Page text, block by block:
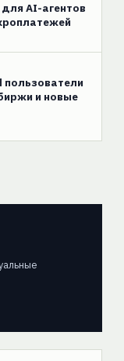
AI-агентов
и новые